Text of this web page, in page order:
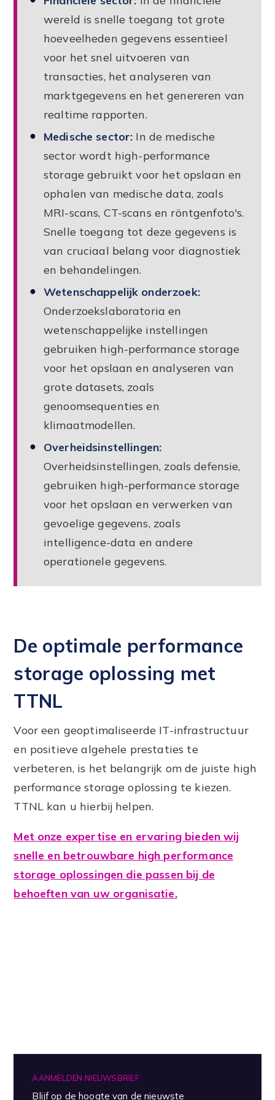
wereld is snelle toegang tot grote
hoeveelheden gegevens essentieel
voor het snel uitvoeren van
transacties, het analyseren van
marktgegevens en het genereren van
realtime rapporten.
Medische sector: In de medische
sector wordt high-performance
storage gebruikt voor het opslaan en
ophalen van medische data, zoals
MRI-scans, CT-scans en röntgenfoto's.
Snelle toegang tot deze gegevens is
van cruciaal belang voor diagnostiek
en behandelingen.
Wetenschappelijk onderzoek:
Onderzoekslaboratoria en
wetenschappelijke instellingen
gebruiken high-performance storage
voor het opslaan en analyseren van
grote datasets, zoals
genoomsequenties en
klimaatmodellen.
Overheidsinstellingen:
Overheidsinstellingen, zoals defensie,
gebruiken high-performance storage
voor het opslaan en verwerken van
gevoelige gegevens, zoals
intelligence-data en andere
operationele gegevens.
De optimale performance
storage oplossing met
TTNL
Voor een geoptimaliseerde IT-infrastructuur
en positieve algehele prestaties te
verbeteren, is het belangrijk om de juiste high
performance storage oplossing te kiezen.
TTNL kan u hierbij helpen.
Met onze expertise en ervaring bieden wij
snelle en betrouwbare high performance
storage oplossingen die passen bij de
behoeften van uw organisatie.
AANMELDEN NIEUWSBRIEF
Blijf op de hoogte van de nieuwste